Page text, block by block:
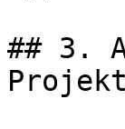
## 3.